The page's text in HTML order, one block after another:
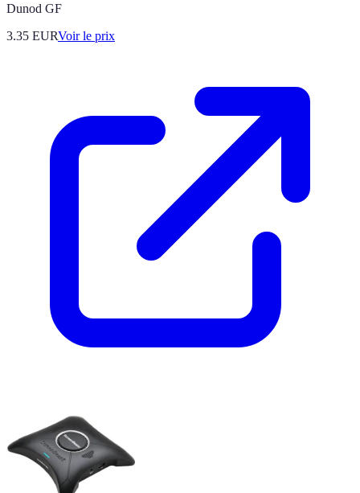
Dunod GF
3.35 EURVoir le prix